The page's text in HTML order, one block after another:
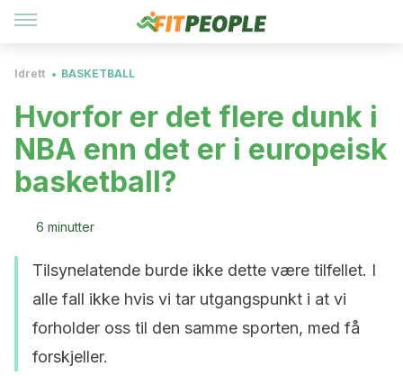
Idrett BASKETBALL
Hvorfor er det flere dunk i
NBA enn det er i europeisk
basketball?
6 minutter
Tilsynelatende burde ikke dette være tilfellet. I
alle fall ikke hvis vi tar utgangspunkt i at vi
forholder oss til den samme sporten, med få
forskjeller.